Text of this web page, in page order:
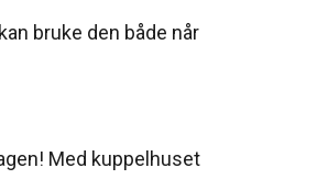
bruke den både når
Med kuppelhuset